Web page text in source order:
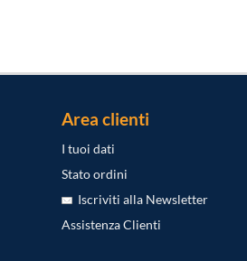
Area clienti
I tuoi dati
Stato ordini
Iscriviti alla Newsletter
Assistenza Clienti